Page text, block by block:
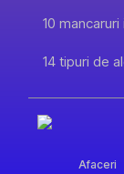
10
14 tipuri de
Afaceri